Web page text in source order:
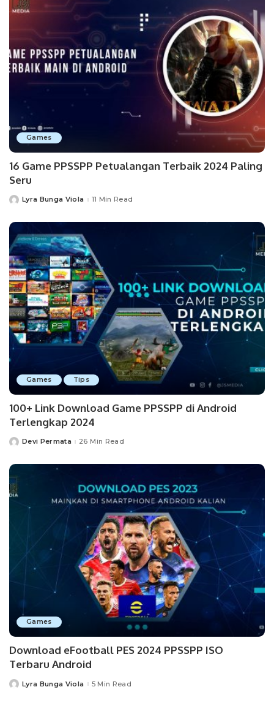
Games
16 Game PPSSPP Petualangan Terbaik 2024 Paling
Seru
PostedLyra Bunga Viola 11 Min Read
Games Tips
100+ Link Download Game PPSSPP di Android
Terlengkap 2024
PostedDevi Permata 26 Min Read
Games
Download eFootball PES 2024 PPSSPP ISO
Terbaru Android
PostedLyra Bunga Viola 5 Min Read